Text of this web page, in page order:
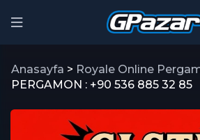
Anasayfa > Royale Online
PERGAMON : +90 536 885 32 85